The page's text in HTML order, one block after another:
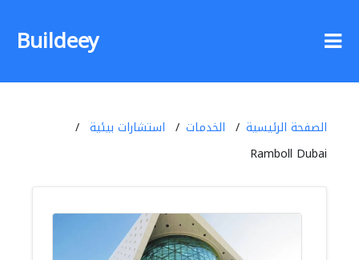
Buildeey
الصفحة الرئيسية الخدمات
استشارات بيئية
Ramboll Dubai